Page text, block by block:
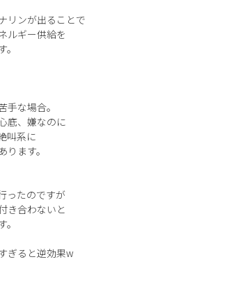
リンが出ることで
ルギー供給を
手な場合。
底、嫌なのに
叫系に
ます。
ったのですが
き合わないと
ぎると逆効果w